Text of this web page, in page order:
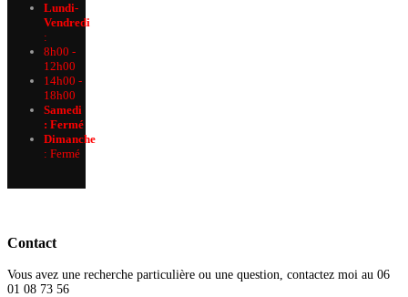
Lundi-
Vendredi
:
8h00 -
12h00
14h00 -
18h00
Samedi
: Fermé
Dimanche
: Fermé
Contact
Vous avez une recherche particulière ou une question, contactez moi au 06
01 08 73 56